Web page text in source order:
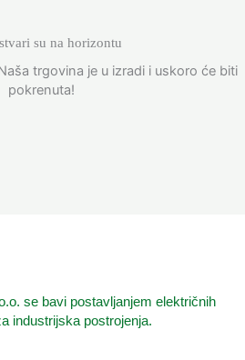
su na horizontu
trgovina je u izradi i uskoro će biti
pokrenuta!
se bavi postavljanjem električnih
industrijska postrojenja.